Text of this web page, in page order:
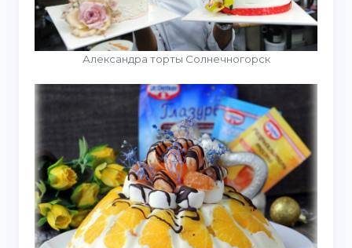
Александра торты Солнечногорск